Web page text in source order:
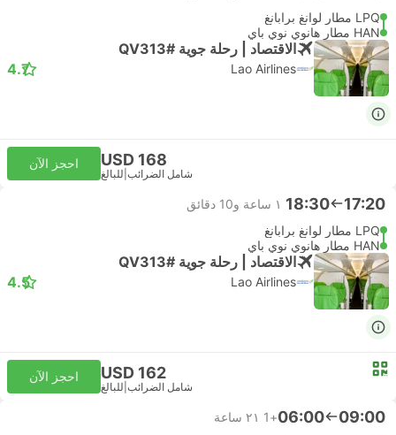
LPQ مطار لوانغ برابانغ
HAN مطار هانوي نوي باي
الاقتصاد | رحلة جوية #QV313
Lao Airlines
4.7
USD 168
شامل الضرائب للبالغ
احجز الآن
17:20
18:30 ١ ساعة و‫10 دقائق
LPQ مطار لوانغ برابانغ
HAN مطار هانوي نوي باي
الاقتصاد | رحلة جوية #QV313
Lao Airlines
4.5
USD 162
شامل الضرائب للبالغ
احجز الآن
09:00
06:00
+1
٢١ ساعة